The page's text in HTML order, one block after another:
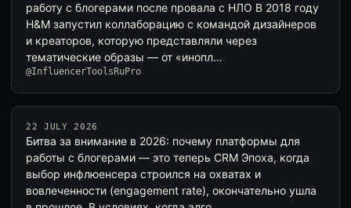
работу с блогерами после провала с НЛО В 2018 году
H&M запустил коллаборацию с командой дизайнеров
и креаторов, которую представляли через
тематические образы — от «инопл…
@InfluencerToolsRuPro
22 JULY 2026
Битва за внимание в 2026: почему платформы для
работы с блогерами — это теперь CRM Эпоха, когда
выбор инфлюенсера строился на охватах и
вовлеченности (engagement rate), окончательно ушла